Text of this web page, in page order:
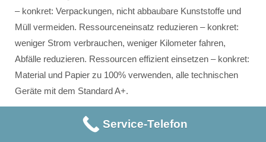
– konkret: Verpackungen, nicht abbaubare Kunststoffe und
Müll vermeiden. Ressourceneinsatz reduzieren – konkret:
weniger Strom verbrauchen, weniger Kilometer fahren,
Abfälle reduzieren. Ressourcen effizient einsetzen – konkret:
Material und Papier zu 100% verwenden, alle technischen
Geräte mit dem Standard A+.
Service-Telefon